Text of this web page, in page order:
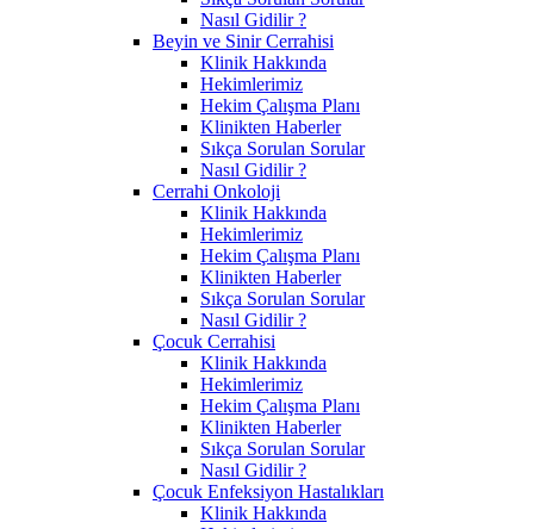
Nasıl Gidilir ?
Beyin ve Sinir Cerrahisi
Klinik Hakkında
Hekimlerimiz
Hekim Çalışma Planı
Klinikten Haberler
Sıkça Sorulan Sorular
Nasıl Gidilir ?
Cerrahi Onkoloji
Klinik Hakkında
Hekimlerimiz
Hekim Çalışma Planı
Klinikten Haberler
Sıkça Sorulan Sorular
Nasıl Gidilir ?
Çocuk Cerrahisi
Klinik Hakkında
Hekimlerimiz
Hekim Çalışma Planı
Klinikten Haberler
Sıkça Sorulan Sorular
Nasıl Gidilir ?
Çocuk Enfeksiyon Hastalıkları
Klinik Hakkında